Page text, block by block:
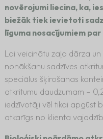
novērojumi liecina, ka,
biežāk tiek ievietoti
līguma nosacījumiem
Lai veicinātu zaļo dārza
nonākšanu sadzīves
speciālus šķirošanas
atkritumu daudzumam –
iedzīvotāji vēl tikai apgūst
atkarīgs no klienta